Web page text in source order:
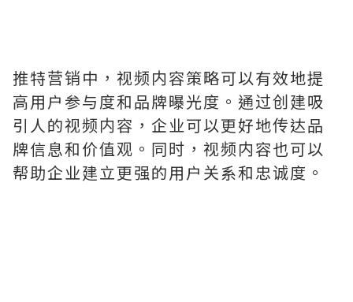
推特营销中，视频内容策略可以有效地提
高用户参与度和品牌曝光度。通过创建吸
引人的视频内容，企业可以更好地传达品
牌信息和价值观。同时，视频内容也可以
帮助企业建立更强的用户关系和忠诚度。